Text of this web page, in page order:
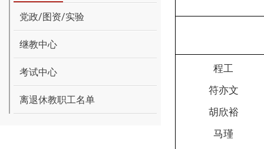
党政/图资/实验
继教中心
考试中心
离退休教职工名单
程工
符亦文
胡欣裕
马瑾